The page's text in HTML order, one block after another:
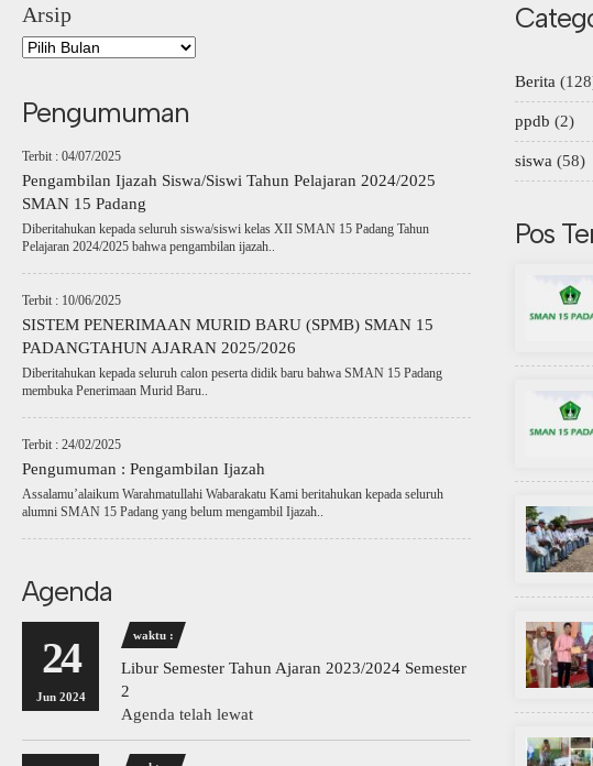
Arsip
Pengumuman
Terbit : 04/07/2025
Pengambilan Ijazah Siswa/Siswi Tahun Pelajaran 2024/2025
SMAN 15 Padang
Diberitahukan kepada seluruh siswa/siswi kelas XII SMAN 15 Padang Tahun
Pelajaran 2024/2025 bahwa pengambilan ijazah..
Terbit : 10/06/2025
SISTEM PENERIMAAN MURID BARU (SPMB) SMAN 15
PADANGTAHUN AJARAN 2025/2026
Diberitahukan kepada seluruh calon peserta didik baru bahwa SMAN 15 Padang
membuka Penerimaan Murid Baru..
Terbit : 24/02/2025
Pengumuman : Pengambilan Ijazah
Assalamu’alaikum Warahmatullahi Wabarakatu Kami beritahukan kepada seluruh
alumni SMAN 15 Padang yang belum mengambil Ijazah..
Agenda
24
Jun 2024
waktu :
Libur Semester Tahun Ajaran 2023/2024 Semester
2
Agenda telah lewat
Berita
ppdb (2)
siswa (58)
Pos